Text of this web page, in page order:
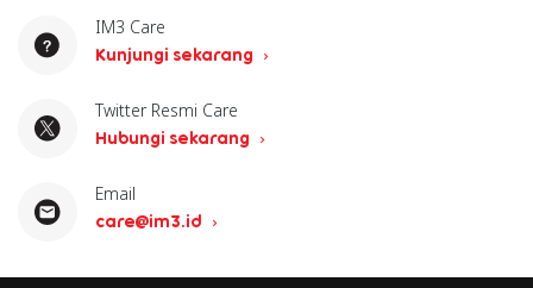
IM3 Care
Kunjungi sekarang
Twitter Resmi Care
Hubungi sekarang
Email
care@im3.id